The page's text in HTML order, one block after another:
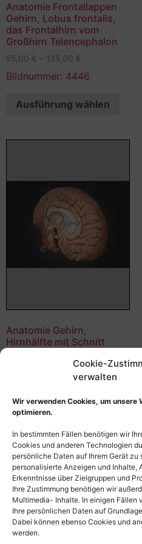
Cookie-
verwalten
Wir verwenden Cookies, um unsere
optimieren.
In bestimmten Fällen benötigen wir
Cookies und anderen Technologien
persönliche Daten auf Ihrem Gerät
personalisierte Anzeigen und Inhalte,
Erkenntnisse über Zielgruppen und
Ihre Zustimmung benötigen wir
Multimedia- Inhalte. In einigen Fällen
Ihre persönlichen Daten auf
Dabei können ebenso Cookies und
werden.
Anatomie Frontallappen
Gehirn, Lobus frontalis,
das Frontalhirn vom
Großhirn Telencephalon
55,00 € – 135,00 €
Bildnummer: 4446
Ausführung wählen
Anatomie Gehirn,
Hirnhälfte mit Schnitt
135,00€
Ausführung wählen